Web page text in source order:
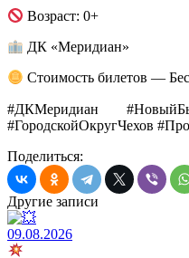
Возраст: 0+
ДК «Меридиан»
Стоимость билетов —
#ДКМеридиан
#ГородскойОкругЧехов
Поделиться:
Другие записи
09.08.2026